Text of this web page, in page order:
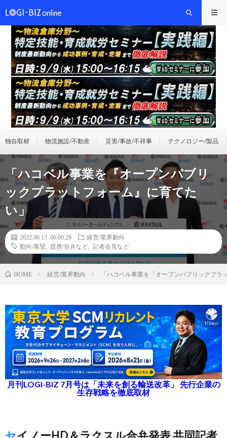
独自取材 物流施設/不動産 災害/事故/不祥事 テクノロジー/製品
「ハコベル事業を『オープンパブリ
ックプラットフォーム』に育てた
い」
2022.06.13 06:00:29
経営/業界動向
動向/展望
提携/合弁など 記者会見など
HOME 経営/業界動向 「ハコベル事業を『オープンパブリックプラ
月刊LOGI-BIZ 7月号は「未来を創る輸送改革」 先行企業の
生存戦略を徹底取材
セイノーHD＆ラクスル合弁発表 共同記者